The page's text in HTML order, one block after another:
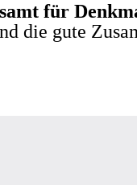
für
die gute